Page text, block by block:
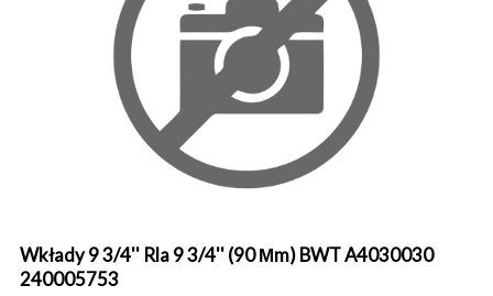
Wkłady 9 3/4'' Rla 9 3/4'' (90 Μm) BWT A4030030
240005753